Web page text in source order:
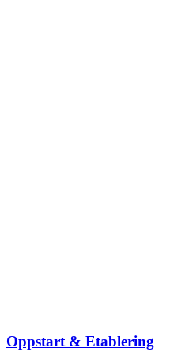
Oppstart & Etablering